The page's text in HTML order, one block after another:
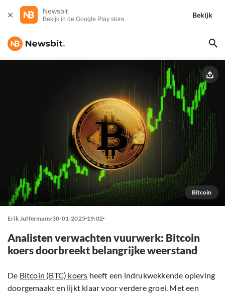
Newsbit
Bekijk in de Google Play store
Bekijk
Bitcoin
Erik Juffermans 30-01-2025 19:02
Analisten verwachten vuurwerk: Bitcoin
koers doorbreekt belangrijke weerstand
De Bitcoin (BTC) koers heeft een indrukwekkende opleving
doorgemaakt en lijkt klaar voor verdere groei. Met een